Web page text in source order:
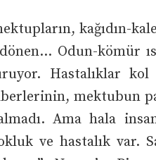
kağıdın-
Odun-kömür
Hastalıklar
mektubun
Ama hala
ve hastalık var.